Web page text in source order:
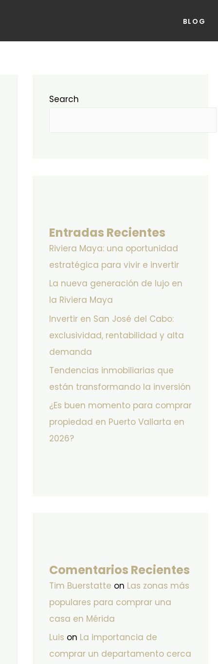
BLOG
Search
Entradas Recientes
Riviera Maya: una oportunidad
estratégica para vivir e invertir
La nueva generación de lujo en
la Riviera Maya
Invertir en San José del Cabo:
exclusividad, rentabilidad y alta
demanda
Tendencias inmobiliarias que
están transformando la inversión
¿Es buen momento para comprar
propiedad en Puerto Vallarta en
2026?
Comentarios Recientes
Tim Buerstatte on Las zonas más
populares para comprar una
casa en Mérida
Luis on La importancia de
comprar un departamento cerca